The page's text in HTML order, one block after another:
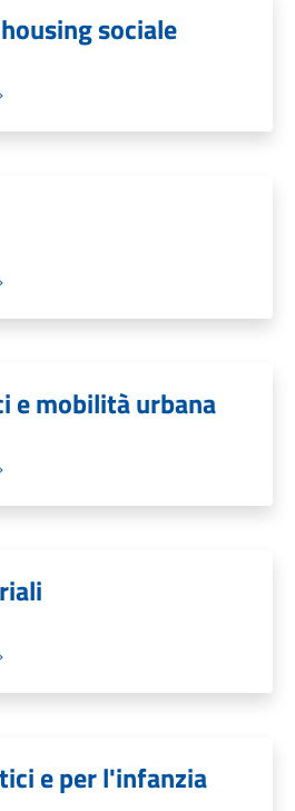
sociale
e mobilità urbana
e per l'infanzia